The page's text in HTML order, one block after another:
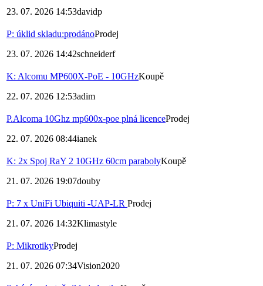
23. 07. 2026 14:53davidp
P: úklid skladu:prodánoProdej
23. 07. 2026 14:42schneiderf
K: Alcomu MP600X-PoE - 10GHzKoupě
22. 07. 2026 12:53adim
P.Alcoma 10Ghz mp600x-poe plná licenceProdej
22. 07. 2026 08:44ianek
K: 2x Spoj RaY 2 10GHz 60cm parabolyKoupě
21. 07. 2026 19:07douby
P: 7 x UniFi Ubiquiti -UAP-LR Prodej
21. 07. 2026 14:32Klimastyle
P: MikrotikyProdej
21. 07. 2026 07:34Vision2020